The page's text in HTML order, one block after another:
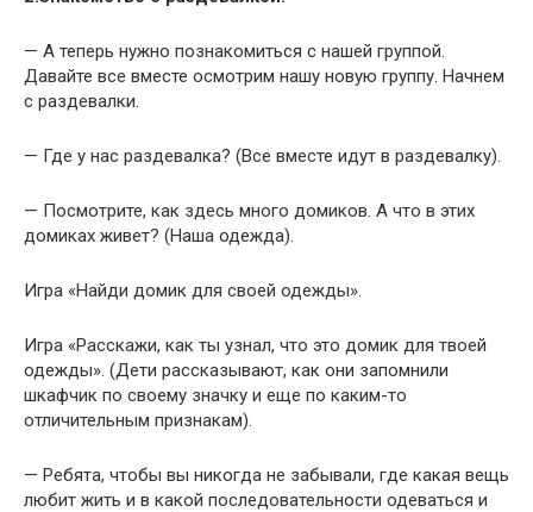
— А теперь нужно познакомиться с нашей группой.
Давайте все вместе осмотрим нашу новую группу. Начнем
с раздевалки.
— Где у нас раздевалка? (Все вместе идут в раздевалку).
— Посмотрите, как здесь много домиков. А что в этих
домиках живет? (Наша одежда).
Игра «Найди домик для своей одежды».
Игра «Расскажи, как ты узнал, что это домик для твоей
одежды». (Дети рассказывают, как они запомнили
шкафчик по своему значку и еще по каким-то
отличительным признакам).
— Ребята, чтобы вы никогда не забывали, где какая вещь
любит жить и в какой последовательности одеваться и